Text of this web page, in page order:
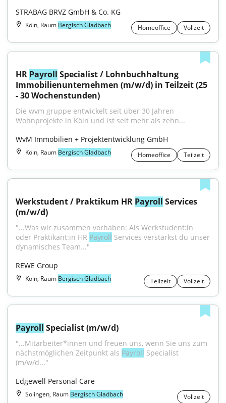
STRABAG BRVZ GmbH & Co. KG
Köln, Raum Bergisch Gladbach Homeoffice Vollzeit
HR Payroll Specialist / Lohnbuchhaltung
Immobilienunternehmen (m/w/d) in Teilzeit (25
- 30 Wochenstunden)
Die wvm gruppe entwickelt seit über 30 Jahren
Wohnprojekte in Köln und ist seit mehr als zehn...
WvM Immobilien + Projektentwicklung GmbH
Köln, Raum Bergisch Gladbach Homeoffice Teilzeit
Werkstudent / Praktikum HR Payroll Services
(m/w/d)
"...Was wir zusammen vorhaben: Als Werkstudent:in
oder Praktikant:in HR Payroll Services verstärkst du unser
dynamisches Team..."
REWE Group
Köln, Raum Bergisch Gladbach Teilzeit Vollzeit
Payroll Specialist (m/w/d)
"...Mitarbeiter*innen und freuen uns, wenn Sie uns zum
nächstmöglichen Zeitpunkt als Payroll Specialist
(m/w/d..."
Edgewell Personal Care
Solingen, Raum Bergisch Gladbach Vollzeit